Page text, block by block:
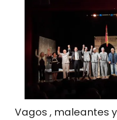
Vagos , maleantes